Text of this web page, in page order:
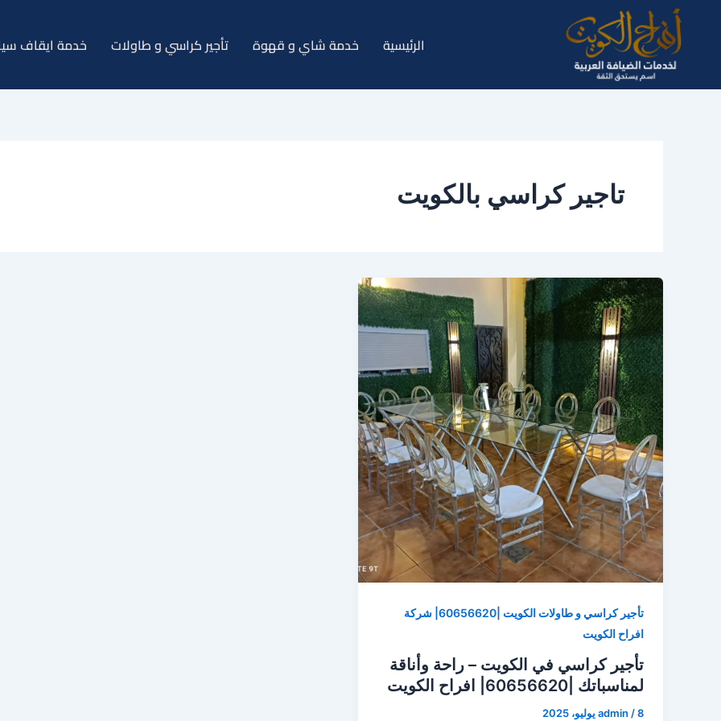
المحتوى
الرئيسية خدمة شاي و قهوة تأجير كراسي و طاولات خدمة ايقاف
تاجير كراسي بالكويت
تأجير كراسي و طاولات الكويت |60656620| شركة
افراح الكويت
تأجير كراسي في الكويت – راحة وأناقة
لمناسباتك |60656620| افراح الكويت
admin /8 يوليو، 2025